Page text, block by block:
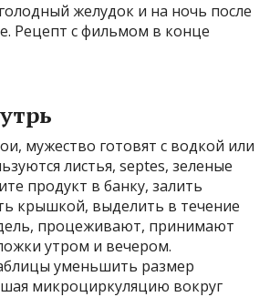
желудок и на ночь после
Рецепт с фильмом в конце
мужество готовят с водкой или
листья, septes, зеленые
продукт в банку, залить
крышкой, выделить в течение
процеживают, принимают
утром и вечером.
уменьшить размер
микроциркуляцию вокруг